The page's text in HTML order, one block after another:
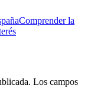
Comprender la
Los campos